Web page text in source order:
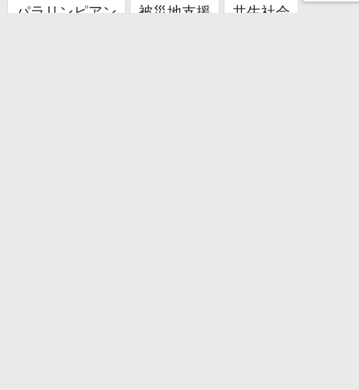
パラリンピアン 被災地支援 共生社会